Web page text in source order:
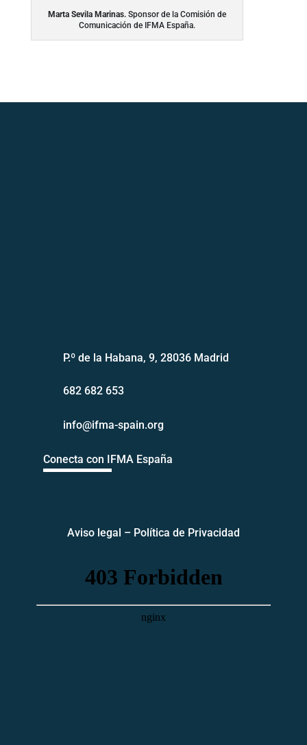
Marta Sevila Marinas.Sponsor de la Comisión de
Comunicación de IFMA España.
P.º de la Habana, 9, 28036 Madrid
682 682 653
info@ifma-spain.org
Conecta con IFMA España
Aviso legal – Política de Privacidad